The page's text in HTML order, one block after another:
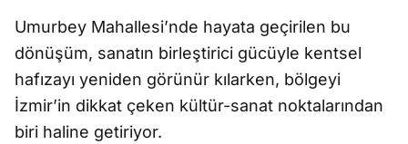
Umurbey Mahallesi’nde hayata geçirilen bu
dönüşüm, sanatın birleştirici gücüyle kentsel
hafızayı yeniden görünür kılarken, bölgeyi
İzmir’in dikkat çeken kültür-sanat noktalarından
biri haline getiriyor.